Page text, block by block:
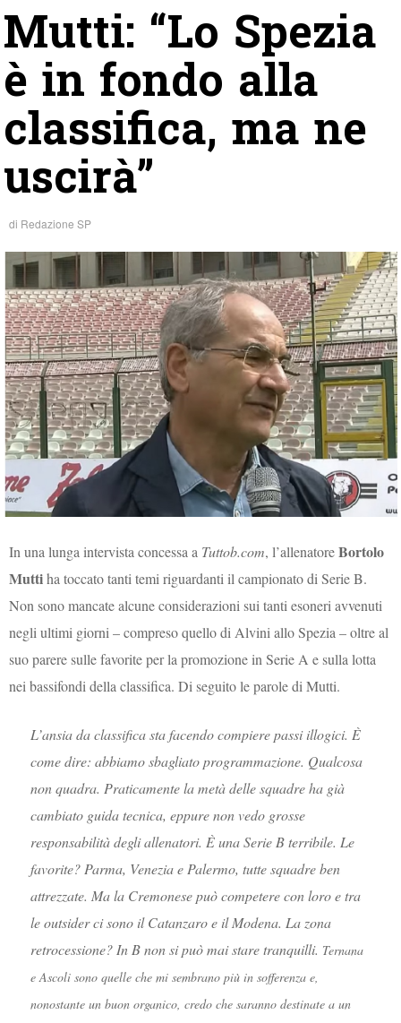
Mutti: “Lo Spezia
è in fondo alla
classifica, ma ne
uscirà”
di Redazione SP
In una lunga intervista concessa a Tuttob.com, l’allenatoreBortolo
Muttiha toccato tanti temi riguardanti il campionato di Serie B.
Non sono mancate alcune considerazioni sui tanti esoneri avvenuti
negli ultimi giorni – compreso quello di Alvini allo Spezia – oltre al
suo parere sulle favorite per la promozione in Serie A e sulla lotta
nei bassifondi della classifica. Di seguito le parole di Mutti.
L’ansia da classifica sta facendo compiere passi illogici. È
come dire: abbiamo sbagliato programmazione. Qualcosa
non quadra. Praticamente la metà delle squadre ha già
cambiato guida tecnica, eppure non vedo grosse
responsabilità degli allenatori. È una Serie B terribile. Le
favorite? Parma, Venezia e Palermo, tutte squadre ben
attrezzate. Ma la Cremonese può competere con loro e tra
le outsider ci sono il Catanzaro e il Modena. La zona
retrocessione? In B non si può mai stare tranquilli. Ternana
e Ascoli sono quelle che mi sembrano più in sofferenza e,
nonostante un buon organico, credo che saranno destinate a un